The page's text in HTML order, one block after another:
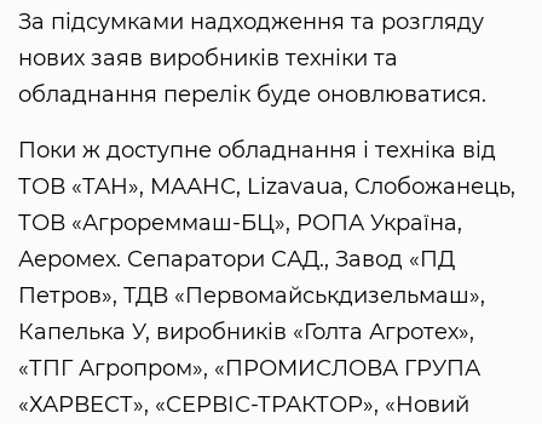
За підсумками надходження та розгляду
нових заяв виробників техніки та
обладнання перелік буде оновлюватися.
Поки ж доступне обладнання і техніка від
ТОВ «ТАН», МААНС, Lizavaua, Слобожанець,
ТОВ «Агрореммаш-БЦ», РОПА Україна,
Аеромех. Сепаратори САД., Завод «ПД
Пeтров», ТДВ «Первомайськдизельмаш»,
Капелька У, виробників «Голта Агротех»,
«ТПГ Агропром», «ПРОМИСЛОВА ГРУПА
«ХАРВЕСТ», «СЕРВІС-ТРАКТОР», «Новий